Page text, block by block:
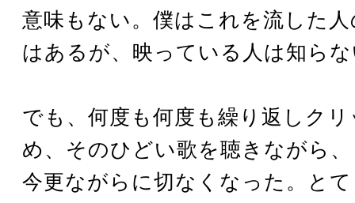
意味もない。僕はこれを流した
はあるが、映っている人は知ら
でも、何度も何度も繰り返しク
め、そのひどい歌を聴きながら
今更ながらに切なくなった。と